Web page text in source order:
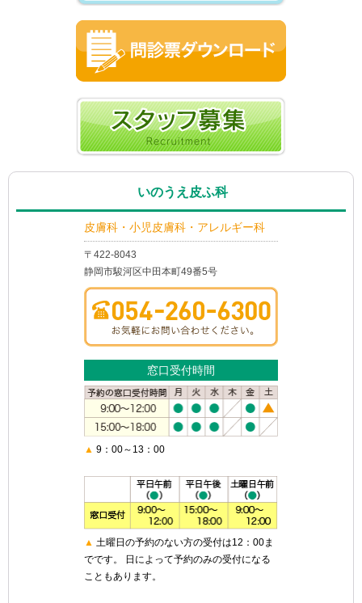
いのうえ皮ふ科
皮膚科・小児皮膚科・アレルギー科
〒422-8043
静岡市駿河区中田本町49番5号
窓口受付時間
▲ 9：00～13：00
▲ 土曜日の予約のない方の受付は12：00ま
でです。 日によって予約のみの受付になる
こともあります。